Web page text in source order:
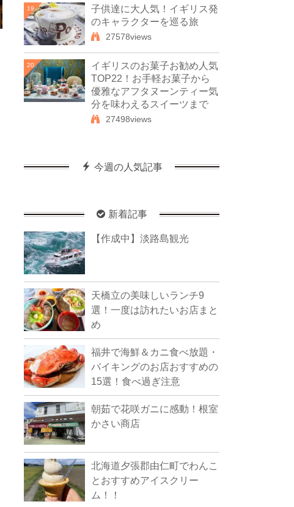
19
子供達に大人気！イギリス発
のキャラクターを巡る旅
27578views
20
イギリスのお菓子お勧め人気
TOP22！お手軽お菓子から
優雅なアフタヌーンティー気
分を味わえるスイーツまで
27498views
今週の人気記事
新着記事
【作成中】淡路島観光
天橋立の美味しいランチ9
選！一度は訪れたいお店まと
め
福井で海鮮＆カニ食べ放題・
バイキングのお店おすすめの
15選！食べ過ぎ注意
朝茹で花咲ガニに感動！根室
かさい商店
北海道夕張郡由仁町でわんこ
とおすすめアイスクリー
ム！！